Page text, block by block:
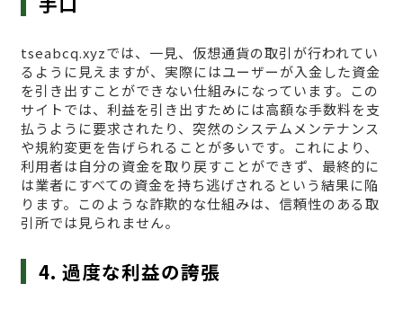
tseabcq.xyzでは、一見、仮想通貨の取引が行われてい
るように見えますが、実際にはユーザーが入金した資金
を引き出すことができない仕組みになっています。この
サイトでは、利益を引き出すためには高額な手数料を支
払うように要求されたり、突然のシステムメンテナンス
や規約変更を告げられることが多いです。これにより、
利用者は自分の資金を取り戻すことができず、最終的に
は業者にすべての資金を持ち逃げされるという結果に陥
ります。このような詐欺的な仕組みは、信頼性のある取
引所では見られません。
4. 過度な利益の誇張